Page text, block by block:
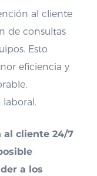
al cliente
de consultas
Esto
eficiencia y
al cliente 24/7
a los